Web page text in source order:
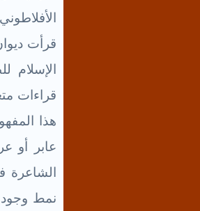
قرأت
قراءات
هذا
عابر أو
الشاعرة
نمط وجود